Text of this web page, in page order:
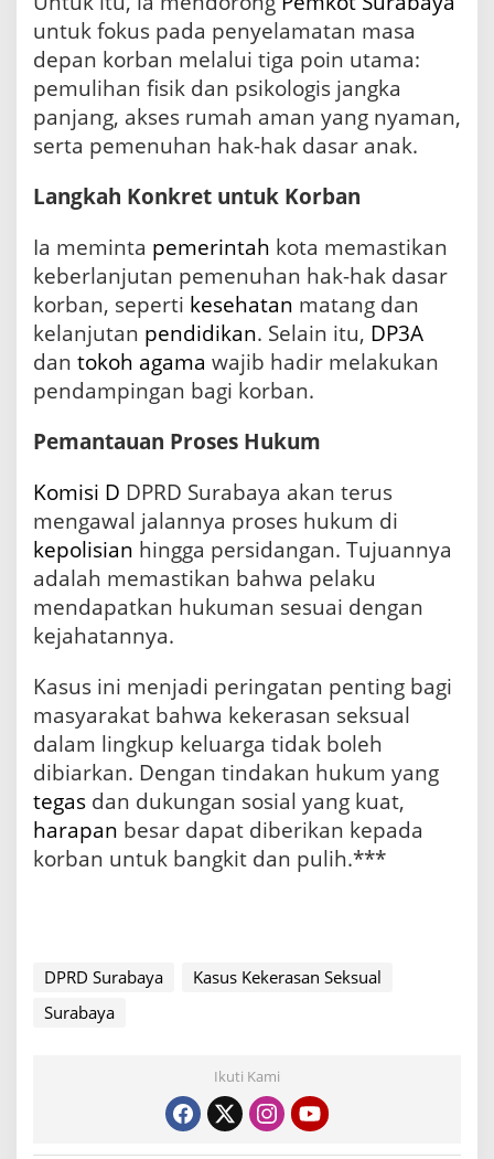
untuk fokus pada penyelamatan masa
depan korban melalui tiga poin utama:
pemulihan fisik dan psikologis jangka
panjang, akses rumah aman yang nyaman,
serta pemenuhan hak-hak dasar anak.
Langkah Konkret untuk Korban
Ia meminta pemerintah kota memastikan
keberlanjutan pemenuhan hak-hak dasar
korban, seperti kesehatan matang dan
kelanjutan pendidikan. Selain itu, DP3A
dan tokoh agama wajib hadir melakukan
pendampingan bagi korban.
Pemantauan Proses Hukum
Komisi D DPRD Surabaya akan terus
mengawal jalannya proses hukum di
kepolisian hingga persidangan. Tujuannya
adalah memastikan bahwa pelaku
mendapatkan hukuman sesuai dengan
kejahatannya.
Kasus ini menjadi peringatan penting bagi
masyarakat bahwa kekerasan seksual
dalam lingkup keluarga tidak boleh
dibiarkan. Dengan tindakan hukum yang
tegas dan dukungan sosial yang kuat,
harapan besar dapat diberikan kepada
korban untuk bangkit dan pulih.***
DPRD Surabaya
Kasus Kekerasan Seksual
Surabaya
Ikuti Kami